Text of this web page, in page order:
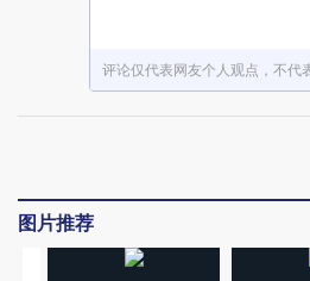
评论仅代表网友个人观点，不代
图片推荐